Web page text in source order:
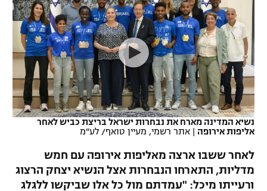
VOD
רץ ברשת
תוצאות
לוח שידורים
נבחרת ישראל
מכבי חיפה
בית"ר ירושלים
מכבי תל אביב
הפועל תל אביב
הפועל חיפה
הפועל באר שבע
ליגה ספרדית
ליגה איטלקית
ליגה צרפתית
ליגה הולנדית
ליגה סינית
כדורסל נשים
מכבי תל אביב
הפועל חולון
הפועל ירושלים
דני אבדיה
יורוליג
יורוקאפ
טניס
כדוריד
כדורעף
שחייה
ג'ודו
אגרוף
נשיא המדינה מארח את נבחרות ישראל בריצת כביש לאחר
אליפות אירופה | אתר רשמי, מעיין טואף/ לע״מ
לאחר ששבו ארצה מאליפות אירופה עם חמש
מדליות, התארחו הנבחרות אצל הנשיא יצחק הרצוג
ורעייתו מיכל: "עמדתם מול כל אלו שביקשו ללגלג